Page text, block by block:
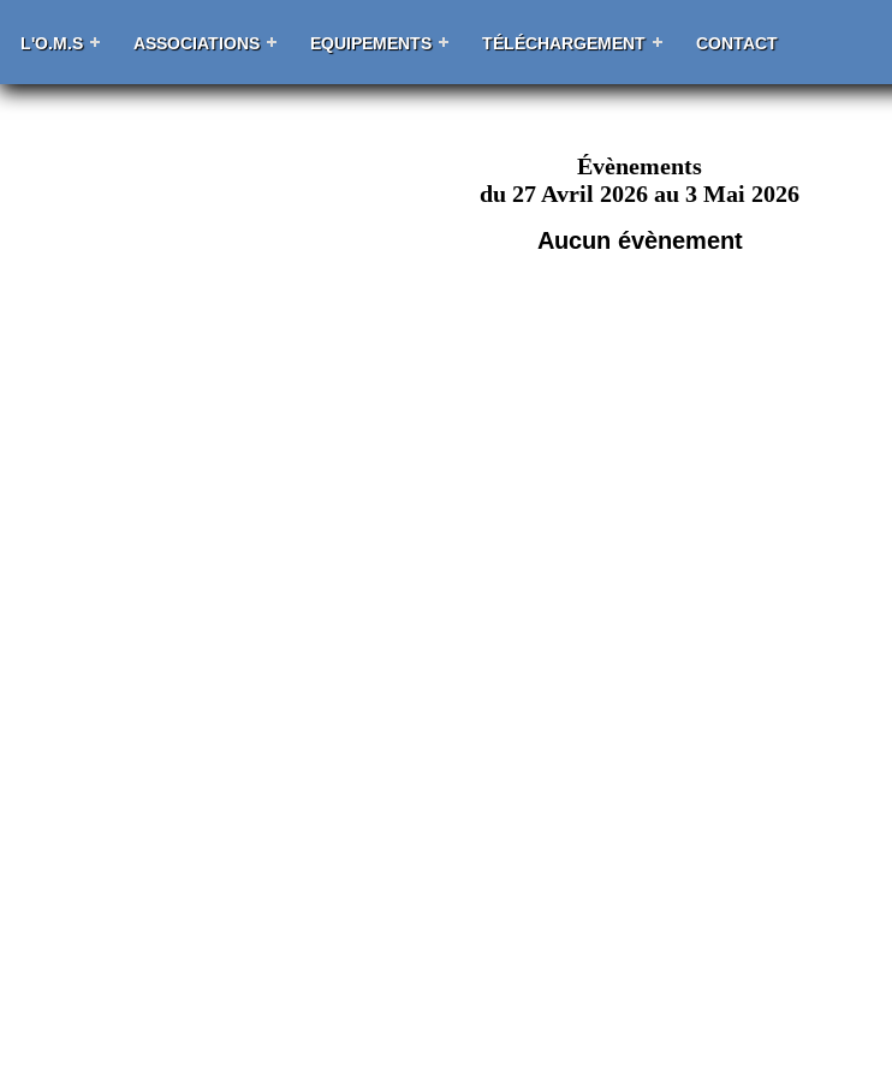
L'O.M.S ASSOCIATIONS EQUIPEMENTS TÉLÉCHARGEMENT CONTACT
Évènements
du 27 Avril 2026 au 3 Mai 2026
Aucun évènement